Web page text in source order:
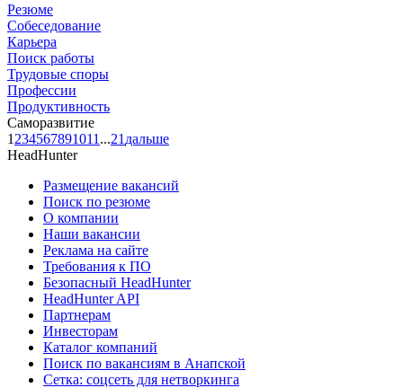
Резюме
Собеседование
Карьера
Поиск работы
Трудовые споры
Профессии
Продуктивность
Саморазвитие
1 234567891011 ...21 дальше
HeadHunter
Размещение вакансий
Поиск по резюме
О компании
Наши вакансии
Реклама на сайте
Требования к ПО
Безопасный HeadHunter
HeadHunter API
Партнерам
Инвесторам
Каталог компаний
Поиск по вакансиям в Анапской
Сетка: соцсеть для нетворкинга